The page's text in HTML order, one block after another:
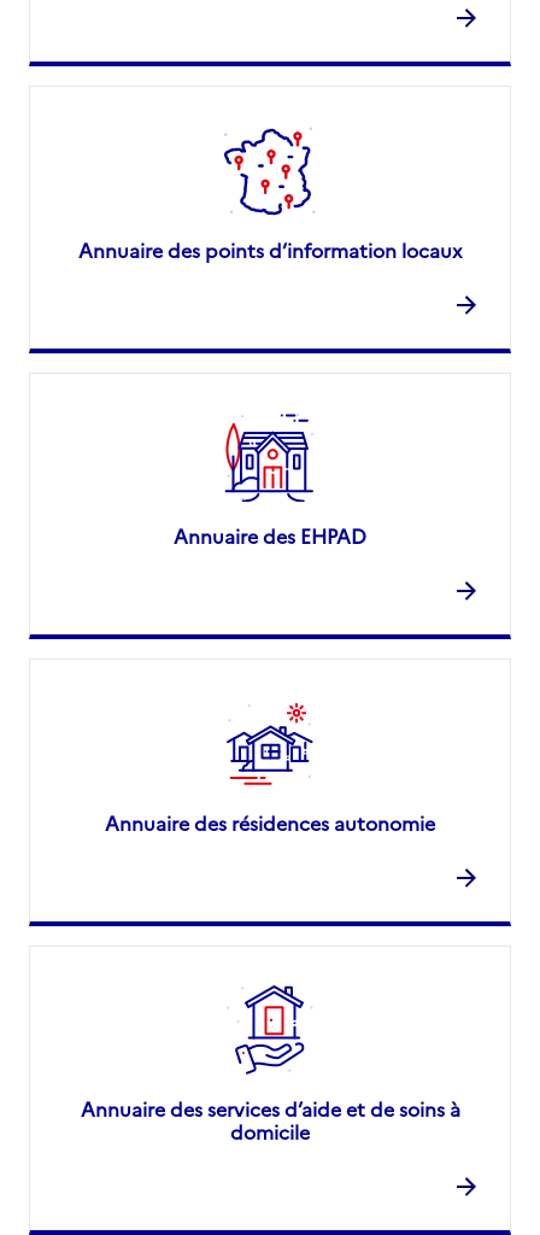
Annuaire des points d’information locaux
Annuaire des EHPAD
Annuaire des résidences autonomie
Annuaire des services d’aide et de soins à
domicile